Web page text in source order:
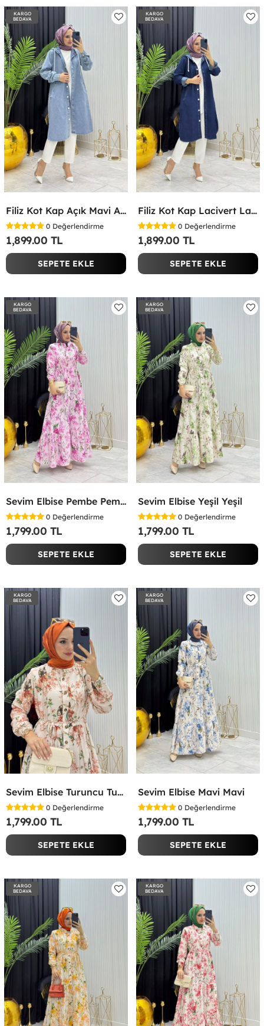
KARGO
BEDAVA
Filiz Kot Kap Açık Mavi Açık Mavi
0 Değerlendirme
1,899.00 TL
SEPETE EKLE
KARGO
BEDAVA
Filiz Kot Kap Lacivert Lacivert
0 Değerlendirme
1,899.00 TL
SEPETE EKLE
KARGO
BEDAVA
Sevim Elbise Pembe Pembe
0 Değerlendirme
1,799.00 TL
SEPETE EKLE
KARGO
BEDAVA
Sevim Elbise Yeşil Yeşil
0 Değerlendirme
1,799.00 TL
SEPETE EKLE
KARGO
BEDAVA
Sevim Elbise Turuncu Turuncu
0 Değerlendirme
1,799.00 TL
SEPETE EKLE
KARGO
BEDAVA
Sevim Elbise Mavi Mavi
0 Değerlendirme
1,799.00 TL
SEPETE EKLE
KARGO
BEDAVA
KARGO
BEDAVA